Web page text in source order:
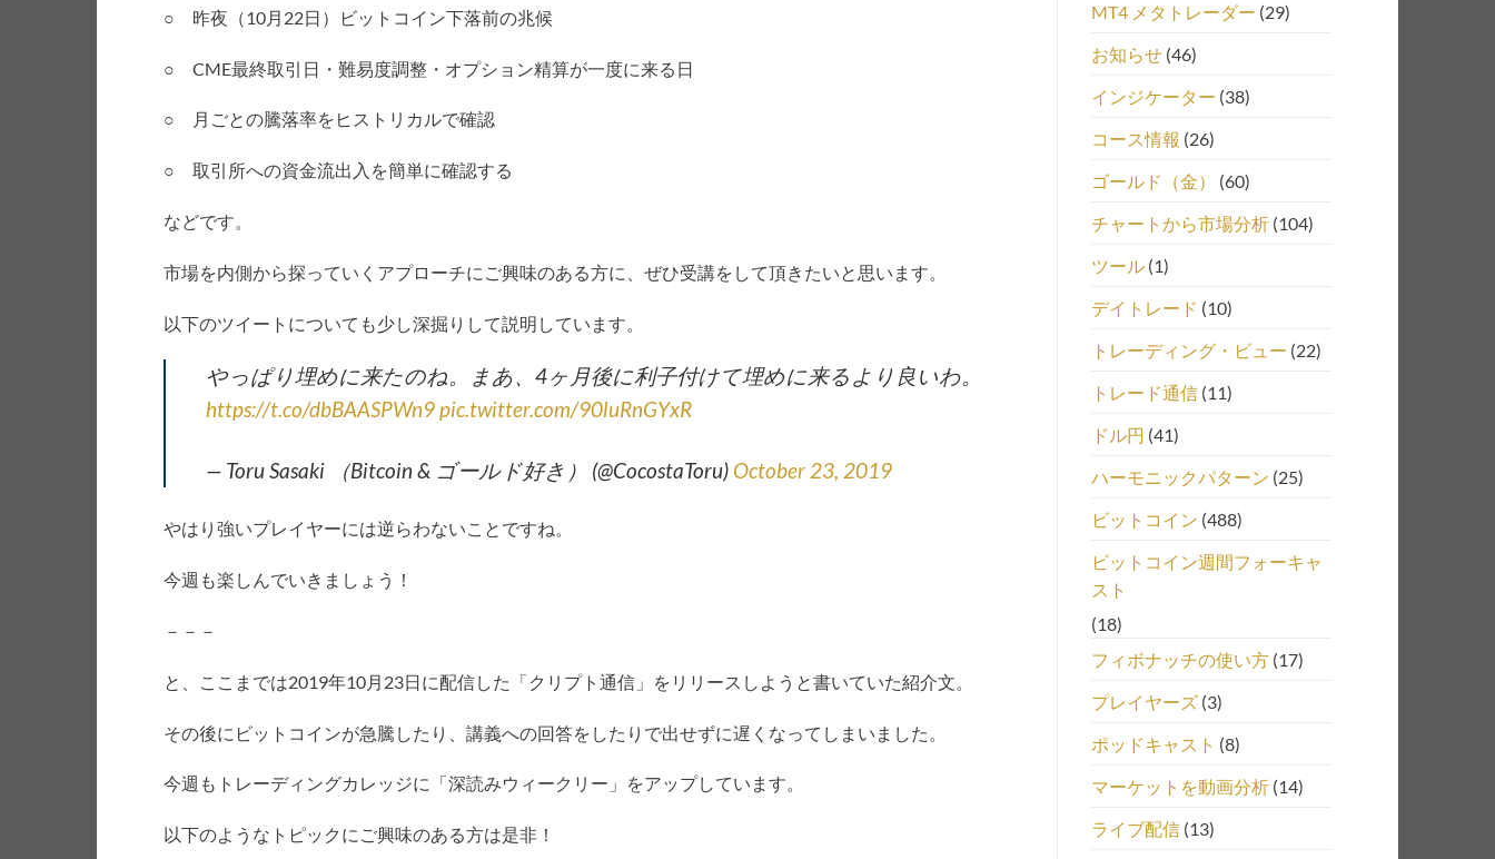
○ 昨夜（10月22日）ビットコイン下落前の兆候
○ CME最終取引日・難易度調整・オプション精算が一度に来る日
○ 月ごとの騰落率をヒストリカルで確認
○ 取引所への資金流出入を簡単に確認する
などです。
市場を内側から探っていくアプローチにご興味のある方に、ぜひ受講をして頂きたいと思います。
以下のツイートについても少し深掘りして説明しています。
やっぱり埋めに来たのね。まあ、4ヶ月後に利子付けて埋めに来るより良いわ。
https://t.co/dbBAASPWn9pic.twitter.com/90luRnGYxR
— Toru Sasaki （Bitcoin & ゴールド好き） (@CocostaToru) October 23, 2019
やはり強いプレイヤーには逆らわないことですね。
今週も楽しんでいきましょう！
－－－
と、ここまでは2019年10月23日に配信した「クリプト通信」をリリースしようと書いていた紹介文。
その後にビットコインが急騰したり、講義への回答をしたりで出せずに遅くなってしまいました。
今週もトレーディングカレッジに「深読みウィークリー」をアップしています。
以下のようなトピックにご興味のある方は是非！
MT4 メタトレーダー (29)
お知らせ(46)
インジケーター (38)
コース情報 (26)
ゴールド（金）
(60)
チャートから市場分析(104)
ツール(1)
デイトレード (10)
トレーディング・ビュー (22)
トレード通信(11)
ドル円 (41)
ハーモニックパターン (25)
ビットコイン (488)
ビットコイン週間フォーキャ
スト
(18)
フィボナッチの使い方(17)
プレイヤーズ(3)
ポッドキャスト (8)
マーケットを動画分析(14)
ライブ配信(13)